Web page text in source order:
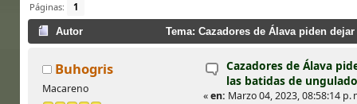
Páginas: 1
Autor Tema: Cazadores de Álava piden
Buhogris
Macareno
Cazadores de Álava
las batidas de
«en: Marzo 04, 2023, 08:58:14 p.